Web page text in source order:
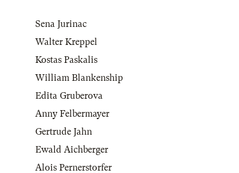
Sena Jurinac
Walter Kreppel
Kostas Paskalis
William Blankenship
Edita Gruberova
Anny Felbermayer
Gertrude Jahn
Ewald Aichberger
Alois Pernerstorfer